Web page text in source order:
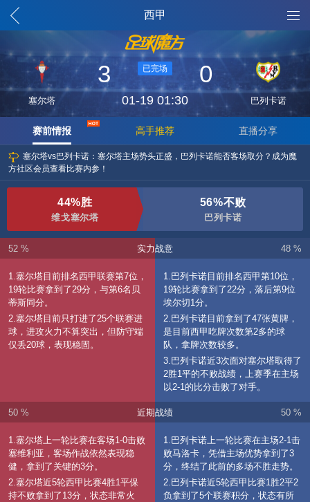
西甲
塞尔塔
3 已完场 0
01-19 01:30 巴列卡诺
赛前情报 高手推荐 直播分享
塞尔塔vs巴列卡诺：塞尔塔主场势头正盛，巴列卡诺能否客场取分？成为魔
方社区会员查看比赛内参！
44%胜
维戈塞尔塔
56%不败
巴列卡诺
实力战意
52 %
1.塞尔塔目前排名西甲联赛第7位，
19轮比赛拿到了29分，与第6名贝
蒂斯同分。
2.塞尔塔目前只打进了25个联赛进
球，进攻火力不算突出，但防守端
仅丢20球，表现稳固。
48 %
1.巴列卡诺目前排名西甲第10位，
19轮比赛拿到了22分，落后第9位
埃尔切1分。
2.巴列卡诺目前拿到了47张黄牌，
是目前西甲吃牌次数第2多的球
队，拿牌次数较多。
3.巴列卡诺近3次面对塞尔塔取得了
2胜1平的不败战绩，上赛季在主场
以2-1的比分击败了对手。
近期战绩
50 %
1.塞尔塔上一轮比赛在客场1-0击败
塞维利亚，客场作战依然表现稳
健，拿到了关键的3分。
2.塞尔塔近5轮西甲比赛4胜1平保
持不败拿到了13分，状态非常火
50 %
1.巴列卡诺上一轮比赛在主场2-1击
败马洛卡，凭借主场优势拿到了3
分，终结了此前的多场不胜走势。
2.巴列卡诺近5轮西甲比赛1胜2平2
负拿到了5个联赛积分，状态有所